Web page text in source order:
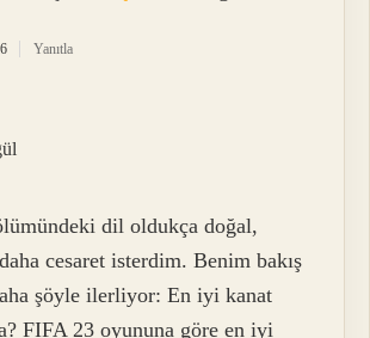
Yanıtla
dil oldukça doğal,
cesaret isterdim. Benim bakış
şöyle ilerliyor: En iyi kanat
FIFA 23 oyununa göre en iyi